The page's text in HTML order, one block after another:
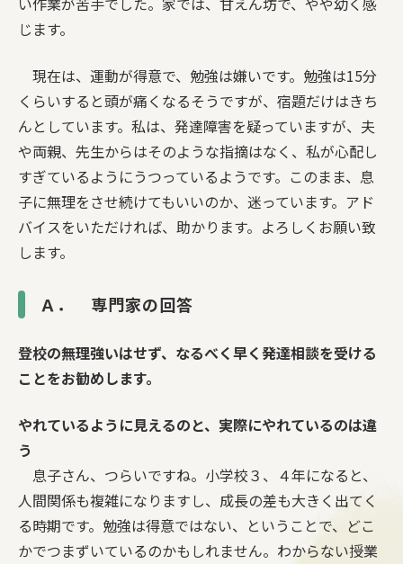
じます。
現在は、運動が得意で、勉強は嫌いです。勉強は15分
くらいすると頭が痛くなるそうですが、宿題だけはきち
んとしています。私は、発達障害を疑っていますが、夫
や両親、先生からはそのような指摘はなく、私が心配し
すぎているようにうつっているようです。このまま、息
子に無理をさせ続けてもいいのか、迷っています。アド
バイスをいただければ、助かります。よろしくお願い致
します。
Ａ． 専門家の回答
登校の無理強いはせず、なるべく早く発達相談を受ける
ことをお勧めします。
やれているように見えるのと、実際にやれているのは違
う
息子さん、つらいですね。小学校３、４年になると、
人間関係も複雑になりますし、成長の差も大きく出てく
る時期です。勉強は得意ではない、ということで、どこ
かでつまずいているのかもしれません。わからない授業